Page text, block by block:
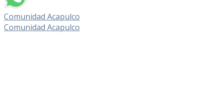
Comunidad Acapulco
Comunidad Acapulco